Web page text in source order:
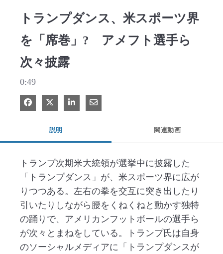
トランプダンス、米スポーツ界
を「席巻」? アメフト選手ら
次々披露
0:49
Facebook で共有
Xで共有する
LinkedIn で共有
電子メールで共有
説明 関連動画
トランプ次期米大統領が選挙中に披露した
「トランプダンス」が、米スポーツ界に広が
りつつある。左右の拳を交互に突き出したり
引いたりしながら腰をくねくねと動かす独特
の踊りで、アメリカンフットボールの選手ら
が次々とまねをしている。トランプ氏は自身
のソーシャルメディアに「トランプダンスが